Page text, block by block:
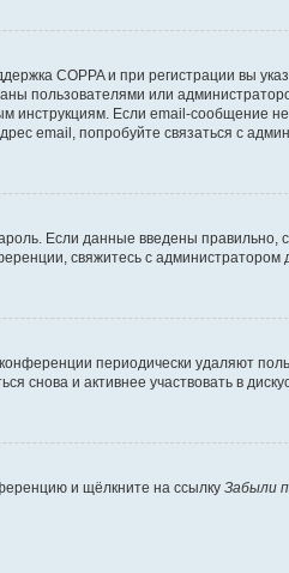
COPPA и при регистрации вы
пользователями или
Если email-сообщение
email, попробуйте связаться с
Если данные введены правильно,
свяжитесь с администратором
периодически удаляют
и активнее участвовать в
и щёлкните на ссылку Забыли